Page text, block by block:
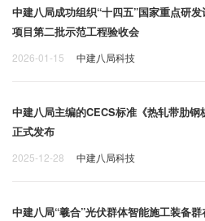
中建八局成功组织“十四五”国家重点研发
项目第二批示范工程验收会
2026-01-15 中建八局科技
中建八局主编的CECS标准《热轧带肋钢
正式发布
2025-12-28 中建八局科技
中建八局“羲合”光伏群体智能施工装备群